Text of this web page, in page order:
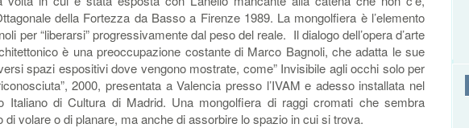
della Fortezza da Basso a Firenze 1989. La mongolfiera è l’elemento
per “liberarsi” progressivamente dal peso del reale. Il dialogo dell’opera d’arte
è una preoccupazione costante di Marco Bagnoli, che adatta le sue
spazi espositivi dove vengono mostrate, come” Invisibile agli occhi solo per
2000, presentata a Valencia presso l’IVAM e adesso installata nel
Italiano di Cultura di Madrid. Una mongolfiera di raggi cromati che sembra
di volare o di planare, ma anche di assorbire lo spazio in cui si trova.